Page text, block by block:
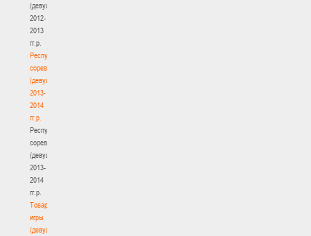
(девушки)
2012-
2013
гг.р.
Республиканские
соревнования
(девушки)
2013-
2014
гг.р.
Республиканские
соревнования
(девушки)
2013-
2014
гг.р.
Товарищеские
игры
(девушки)